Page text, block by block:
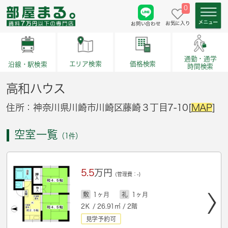
お問い合わせ
0
お気に入り
沿線・駅検索 エリア検索 価格検索
通勤・通学
時間検索
高和ハウス
住所：神奈川県川崎市川崎区藤崎３丁目7-10[MAP]
空室一覧 （1件）
5.5万円 (管理費：-)
敷 1ヶ月 礼
1ヶ月
2Ｋ / 26.91㎡ / 2階
見学予約可